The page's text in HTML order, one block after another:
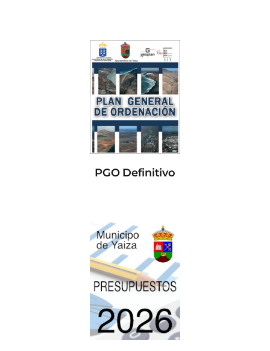
PGO Definitivo